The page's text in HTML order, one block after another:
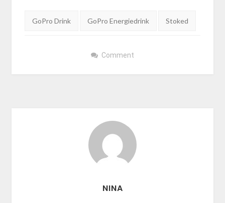
Tags:
GoPro Drink GoPro Energiedrink Stoked
Comment
NINA